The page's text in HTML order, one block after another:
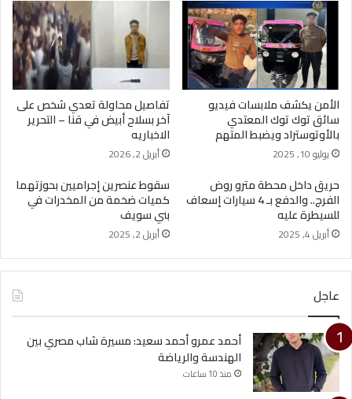
الأمن يكشف ملابسات فيديو
سائق توك توك المعتدي
بالأوتوستراد ويضبط المتهم
يوليو 10, 2025
تفاصيل محاولة تعدي شخص على
آخر بسلاح أبيض في قنا – التحرير
الاخباريه
أبريل 2, 2026
حريق داخل محطة مترو روض
الفرج.. والدفع بـ 4 سيارات إسعاف
للسيطرة عليه
أبريل 4, 2025
سقوط عنصرين إجراميين بحوزتهما
كميات ضخمة من المخدرات في
بني سويف
أبريل 2, 2025
عاجل
أحمد عمرو أحمد سعيد: مسيرة شاب مصري بين
الهندسة والرياضة
منذ 10 ساعات